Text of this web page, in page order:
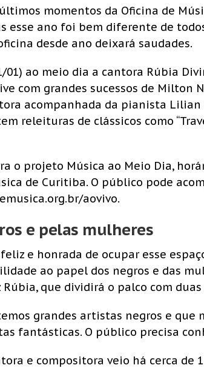
momentos da Oficina de
esse ano foi bem diferente de
desde ano deixará saudades.
01) ao meio dia a cantora Rúbia
com grandes sucessos de Milton
acompanhada da pianista Lilian
releituras de clássicos como
o projeto Música ao Meio Dia,
de Curitiba. O público pode
aovivo.
e pelas mulheres
e honrada de ocupar esse
ao papel dos negros e das
Rúbia, que dividirá o palco com
grandes artistas negros e
fantásticas. O público precisa
e compositora veio há cerca de